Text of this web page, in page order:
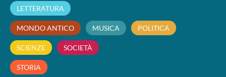
LETTERATURA
MONDO ANTICO MUSICA POLITICA
SCIENZE SOCIETÀ
STORIA